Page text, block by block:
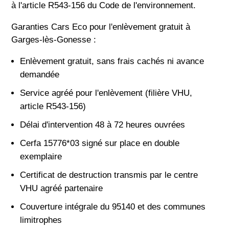
à l'article R543-156 du Code de l'environnement.
Garanties Cars Eco pour l'enlèvement gratuit à
Garges-lès-Gonesse :
Enlèvement gratuit, sans frais cachés ni avance
demandée
Service agréé pour l'enlèvement (filière VHU,
article R543-156)
Délai d'intervention 48 à 72 heures ouvrées
Cerfa 15776*03 signé sur place en double
exemplaire
Certificat de destruction transmis par le centre
VHU agréé partenaire
Couverture intégrale du 95140 et des communes
limitrophes